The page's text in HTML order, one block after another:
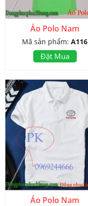
Áo Polo Nam
Mã sản phẩm: A116
Đặt Mua
Áo Polo Nam